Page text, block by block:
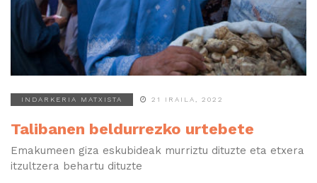
INDARKERIA MATXISTA 21 IRAILA, 2022
Talibanen beldurrezko urtebete
Emakumeen giza eskubideak murriztu dituzte eta etxera
itzultzera behartu dituzte